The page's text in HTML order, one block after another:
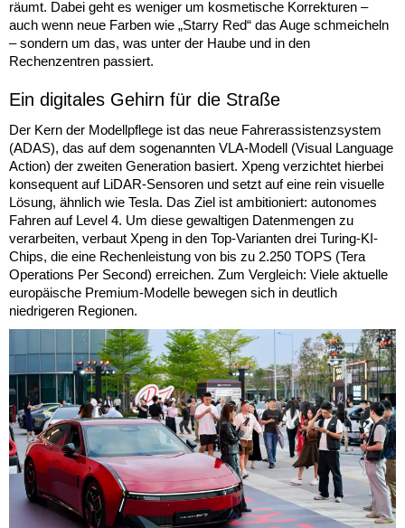
räumt. Dabei geht es weniger um kosmetische Korrekturen –
auch wenn neue Farben wie „Starry Red“ das Auge schmeicheln
– sondern um das, was unter der Haube und in den
Rechenzentren passiert.
Ein digitales Gehirn für die Straße
Der Kern der Modellpflege ist das neue Fahrerassistenzsystem
(ADAS), das auf dem sogenannten VLA-Modell (Visual Language
Action) der zweiten Generation basiert. Xpeng verzichtet hierbei
konsequent auf LiDAR-Sensoren und setzt auf eine rein visuelle
Lösung, ähnlich wie Tesla. Das Ziel ist ambitioniert: autonomes
Fahren auf Level 4. Um diese gewaltigen Datenmengen zu
verarbeiten, verbaut Xpeng in den Top-Varianten drei Turing-KI-
Chips, die eine Rechenleistung von bis zu 2.250 TOPS (Tera
Operations Per Second) erreichen. Zum Vergleich: Viele aktuelle
europäische Premium-Modelle bewegen sich in deutlich
niedrigeren Regionen.